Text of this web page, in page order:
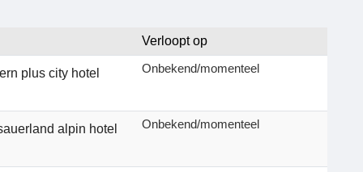
Verloopt op
plus city hotel
Onbekend/momenteel
alpin hotel
Onbekend/momenteel